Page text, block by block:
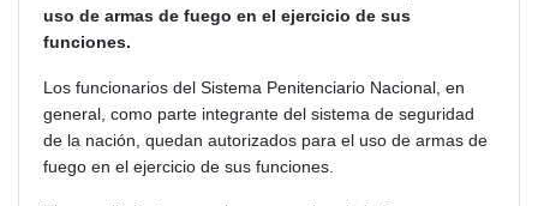
uso de armas de fuego en el ejercicio de sus
funciones.
Los funcionarios del Sistema Penitenciario Nacional, en
general, como parte integrante del sistema de seguridad
de la nación, quedan autorizados para el uso de armas de
fuego en el ejercicio de sus funciones.